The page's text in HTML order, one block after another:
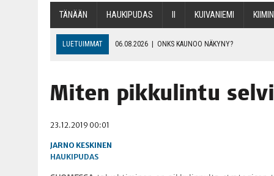
TÄNÄÄN HAU­KI­PU­DAS KUI­VA­NIE­MI
LUETUIMMAT 06.08.2026 | ONKS KAU­NOO NÄKYNY?
06.08.2026 OPIN­TOI­HIN KAN­SA­LAIS­OPIS­TOS­SA VOI SAA­DA
TOI­VEI­DEN KOTI IISTÄ!
06.08.2026 | KII­MIN­KI­PÄI­VÄT JÄR­JES­TE­TÄÄN PERIN­TEI­TÄ
Miten pik­ku­lin­tu
23.12.2019 00:01
JARNO KESKINEN
HAUKIPUDAS